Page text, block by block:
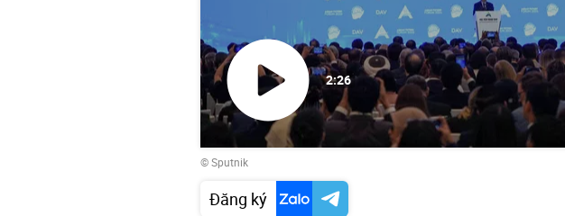
Phát
2:26
© Sputnik
Đăng ký